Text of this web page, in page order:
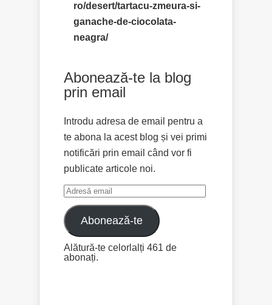
ro/desert/tartacu-zmeura-si-
ganache-de-ciocolata-
neagra/
Abonează-te la blog
prin email
Introdu adresa de email pentru a
te abona la acest blog și vei primi
notificări prin email când vor fi
publicate articole noi.
Adresă
email
Abonează-te
Alătură-te celorlalți 461 de
abonați.